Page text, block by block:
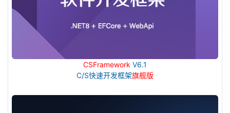
CSFramework V6.1
C/S快速开发框架旗舰版